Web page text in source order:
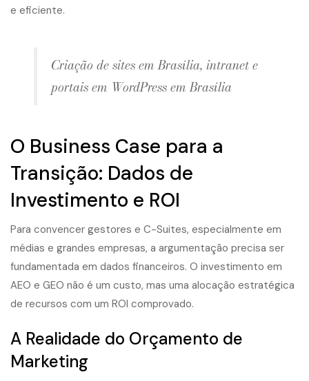
e eficiente.
Criação de sites em Brasília, intranet e
portais em WordPress em Brasília
O Business Case para a
Transição: Dados de
Investimento e ROI
Para convencer gestores e C-Suites, especialmente em
médias e grandes empresas, a argumentação precisa ser
fundamentada em dados financeiros. O investimento em
AEO e GEO não é um custo, mas uma alocação estratégica
de recursos com um ROI comprovado.
A Realidade do Orçamento de
Marketing